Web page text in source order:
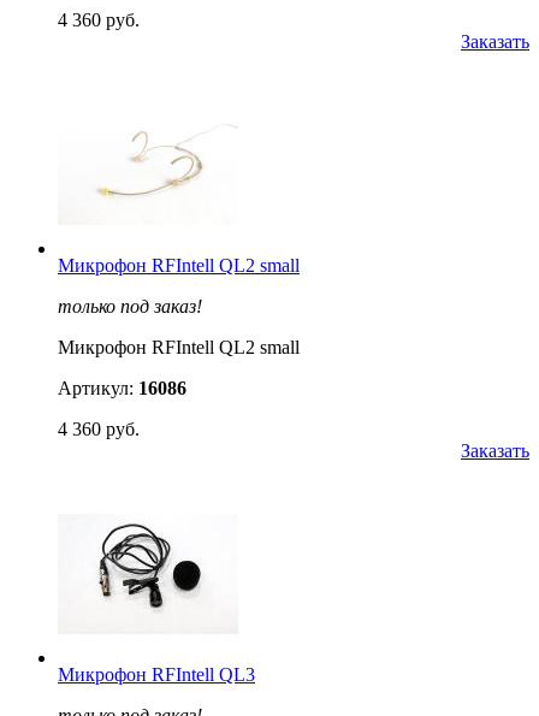
4 360 руб.
Заказать
Микрофон RFIntell QL2 small
только под заказ!
Микрофон RFIntell QL2 small
Артикул: 16086
4 360 руб.
Заказать
Микрофон RFIntell QL3